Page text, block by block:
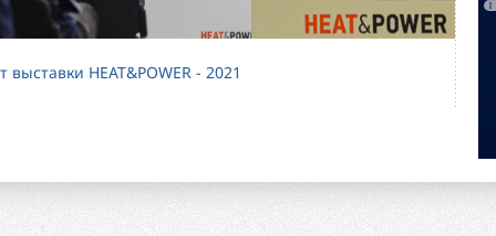
HEAT&POWER - 2021